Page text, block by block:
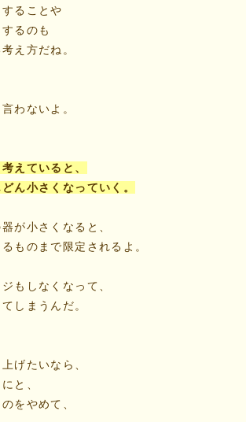
ることや
るのも
え方だね。
わないよ。
えていると、
ん小さくなっていく。
が小さくなると、
ものまで限定されるよ。
もしなくなって、
しまうんだ。
げたいなら、
と、
をやめて、